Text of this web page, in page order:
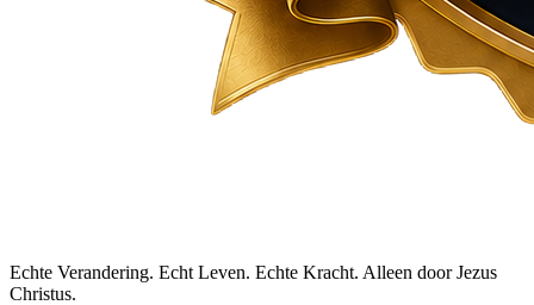
Echte Verandering. Echt Leven. Echte Kracht. Alleen door Jezus
Christus.